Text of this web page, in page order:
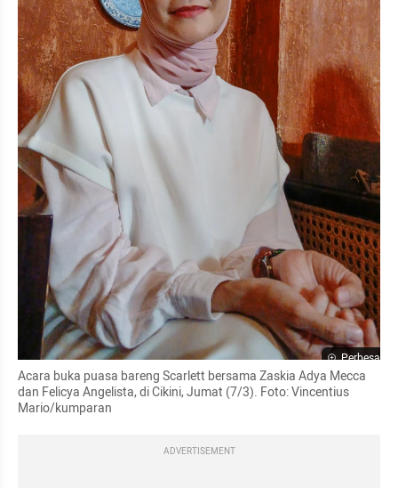
Perbesar
Acara buka puasa bareng Scarlett bersama Zaskia Adya Mecca
dan Felicya Angelista, di Cikini, Jumat (7/3). Foto: Vincentius
Mario/kumparan
ADVERTISEMENT